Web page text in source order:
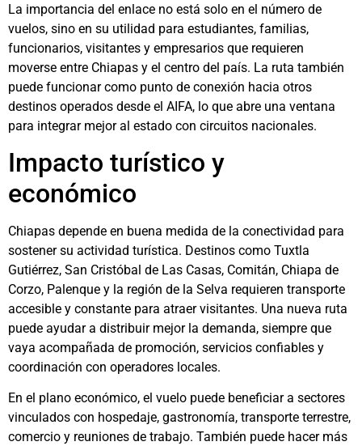
La importancia del enlace no está solo en el número de
vuelos, sino en su utilidad para estudiantes, familias,
funcionarios, visitantes y empresarios que requieren
moverse entre Chiapas y el centro del país. La ruta también
puede funcionar como punto de conexión hacia otros
destinos operados desde el AIFA, lo que abre una ventana
para integrar mejor al estado con circuitos nacionales.
Impacto turístico y
económico
Chiapas depende en buena medida de la conectividad para
sostener su actividad turística. Destinos como Tuxtla
Gutiérrez, San Cristóbal de Las Casas, Comitán, Chiapa de
Corzo, Palenque y la región de la Selva requieren transporte
accesible y constante para atraer visitantes. Una nueva ruta
puede ayudar a distribuir mejor la demanda, siempre que
vaya acompañada de promoción, servicios confiables y
coordinación con operadores locales.
En el plano económico, el vuelo puede beneficiar a sectores
vinculados con hospedaje, gastronomía, transporte terrestre,
comercio y reuniones de trabajo. También puede hacer más